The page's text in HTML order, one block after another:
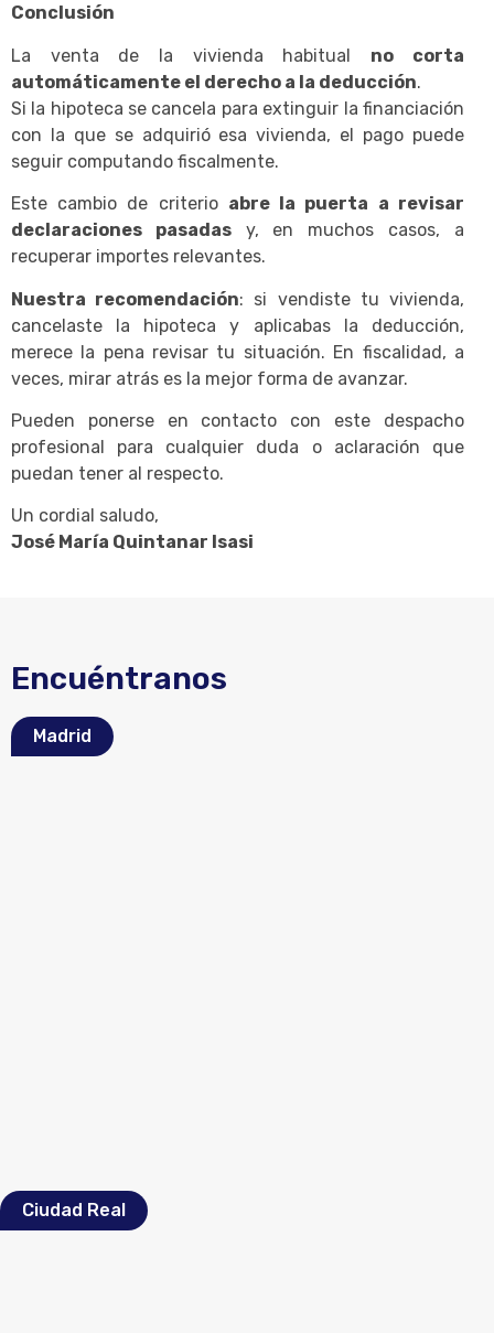
Conclusión
La venta de la vivienda habitual no corta
automáticamente el derecho a la deducción.
Si la hipoteca se cancela para extinguir la financiación
con la que se adquirió esa vivienda, el pago puede
seguir computando fiscalmente.
Este cambio de criterio abre la puerta a revisar
declaraciones pasadasy, en muchos casos, a
recuperar importes relevantes.
Nuestra recomendación: si vendiste tu vivienda,
cancelaste la hipoteca y aplicabas la deducción,
merece la pena revisar tu situación. En fiscalidad, a
veces, mirar atrás es la mejor forma de avanzar.
Pueden ponerse en contacto con este despacho
profesional para cualquier duda o aclaración que
puedan tener al respecto.
Un cordial saludo,
José María Quintanar Isasi
Encuéntranos
Madrid
Ciudad Real